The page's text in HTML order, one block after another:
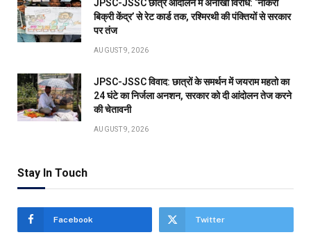
JPSC-JSSC छात्र आंदोलन में अनोखा विरोध: ‘नौकरी
बिक्री केंद्र’ से रेट कार्ड तक, रश्मिरथी की पंक्तियों से सरकार
पर तंज
AUGUST 9, 2026
JPSC-JSSC विवाद: छात्रों के समर्थन में जयराम महतो का
24 घंटे का निर्जला अनशन, सरकार को दी आंदोलन तेज करने
की चेतावनी
AUGUST 9, 2026
Stay In Touch
Facebook Twitter